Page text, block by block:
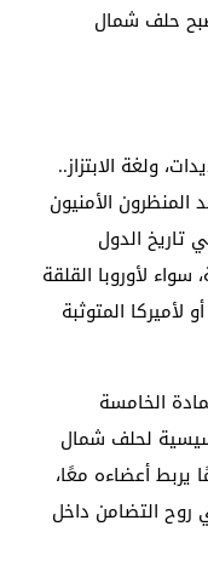
حلف شمال
ولغة الابتزاز..
المنظرون الأمنيون
تاريخ الدول
لأوروبا القلقة
المتوثبة
الخامسة
لحلف شمال
يربط أعضاءه معًا،
التضامن داخل